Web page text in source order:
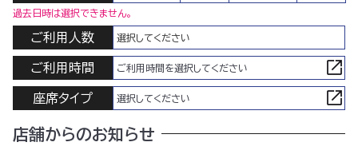
過去日時は選択できません。
ご利用人数
ご利用時間 ご利用時間を選択してください
座席タイプ 選択してください
店舗からのお知らせ